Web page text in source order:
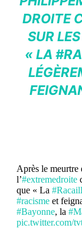
DROITE
SUR
« LA
Après le meurtre
l’#extremedroite
que « La
#racismeet
#Bayonne, la
pic.twitter.com/